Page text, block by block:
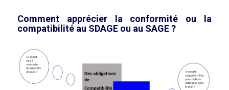
Comment apprécier la conformité ou la
compatibilité au SDAGE ou au SAGE ?